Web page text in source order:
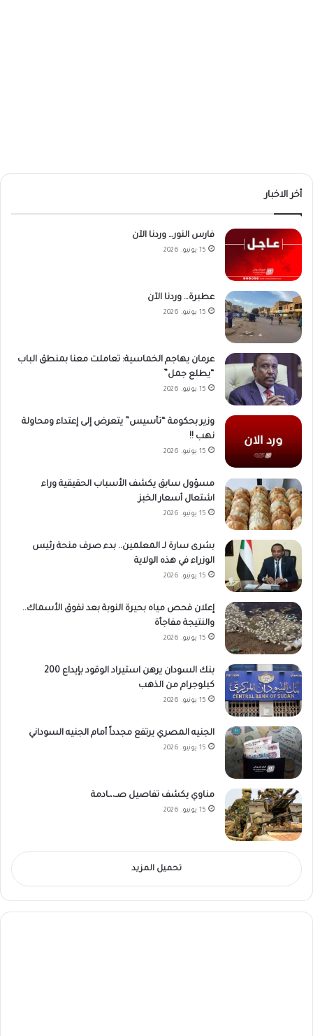
أخر الاخبار
فارس النور… وردنا الآن
15 يونيو، 2026
عطبرة… وردنا الآن
15 يونيو، 2026
عرمان يهاجم الخماسية: تعاملت معنا بمنطق الباب
“يطلع جمل”
15 يونيو، 2026
وزير بحكومة “تأسيس” يتعرض إلى إعتداء ومحاولة
نهب !!
15 يونيو، 2026
مسؤول سابق يكشف الأسباب الحقيقية وراء
اشتعال أسعار الخبز
15 يونيو، 2026
بشرى سارة لـ المعلمين.. بدء صرف منحة رئيس
الوزراء في هذه الولاية
15 يونيو، 2026
إعلان فحص مياه بحيرة النوبة بعد نفوق الأسماك..
والنتيجة مفاجأة
15 يونيو، 2026
بنك السودان يرهن استيراد الوقود بإيداع 200
كيلوجرام من الذهب
15 يونيو، 2026
الجنيه المصري يرتفع مجدداً أمام الجنيه السوداني
15 يونيو، 2026
مناوي يكشف تفاصيل صـ،،ـادمة
15 يونيو، 2026
تحميل المزيد